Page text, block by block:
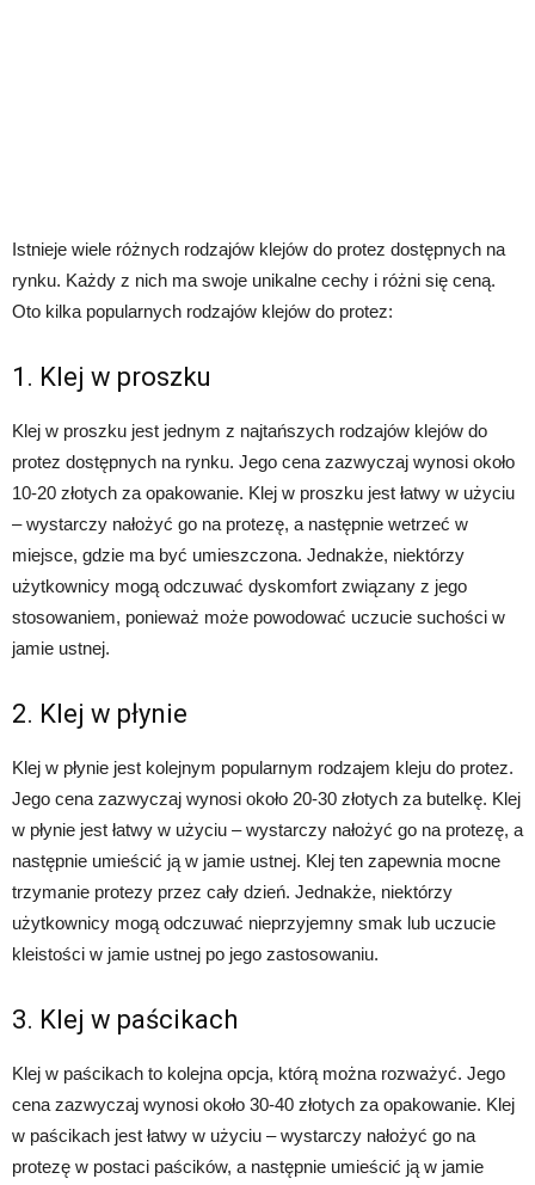
Istnieje wiele różnych rodzajów klejów do protez dostępnych na
rynku. Każdy z nich ma swoje unikalne cechy i różni się ceną.
Oto kilka popularnych rodzajów klejów do protez:
1. Klej w proszku
Klej w proszku jest jednym z najtańszych rodzajów klejów do
protez dostępnych na rynku. Jego cena zazwyczaj wynosi około
10-20 złotych za opakowanie. Klej w proszku jest łatwy w użyciu
– wystarczy nałożyć go na protezę, a następnie wetrzeć w
miejsce, gdzie ma być umieszczona. Jednakże, niektórzy
użytkownicy mogą odczuwać dyskomfort związany z jego
stosowaniem, ponieważ może powodować uczucie suchości w
jamie ustnej.
2. Klej w płynie
Klej w płynie jest kolejnym popularnym rodzajem kleju do protez.
Jego cena zazwyczaj wynosi około 20-30 złotych za butelkę. Klej
w płynie jest łatwy w użyciu – wystarczy nałożyć go na protezę, a
następnie umieścić ją w jamie ustnej. Klej ten zapewnia mocne
trzymanie protezy przez cały dzień. Jednakże, niektórzy
użytkownicy mogą odczuwać nieprzyjemny smak lub uczucie
kleistości w jamie ustnej po jego zastosowaniu.
3. Klej w paścikach
Klej w paścikach to kolejna opcja, którą można rozważyć. Jego
cena zazwyczaj wynosi około 30-40 złotych za opakowanie. Klej
w paścikach jest łatwy w użyciu – wystarczy nałożyć go na
protezę w postaci paścików, a następnie umieścić ją w jamie